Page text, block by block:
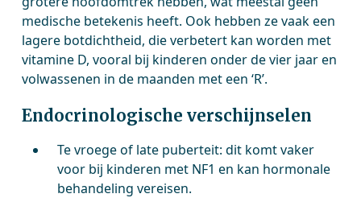
medische betekenis heeft. Ook hebben ze vaak een
lagere botdichtheid, die verbetert kan worden met
vitamine D, vooral bij kinderen onder de vier jaar en
volwassenen in de maanden met een ‘R’.
Endocrinologische verschijnselen
Te vroege of late puberteit: dit komt vaker
voor bij kinderen met NF1 en kan hormonale
behandeling vereisen.